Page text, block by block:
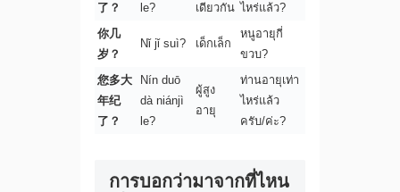
了？
le?
เดียวกัน ไหร่แล้ว?
你几
岁？
Nǐ jǐ suì? เด็กเล็ก
หนูอายุกี่
ขวบ?
您多大
年纪
了？
Nín duō
dà niánjì
le?
ผู้สูง
อายุ
ท่านอายุเท่า
ไหร่แล้ว
ครับ/ค่ะ?
การบอกว่ามาจากที่ไหน